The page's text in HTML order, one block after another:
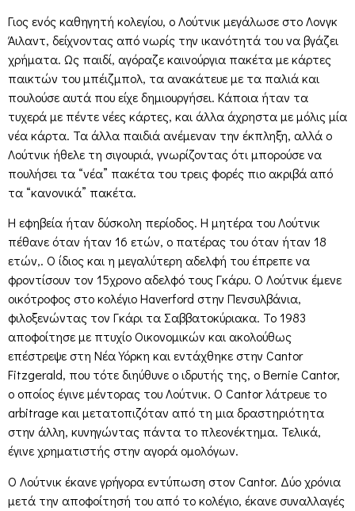
Γιος ενός καθηγητή κολεγίου, ο Λούτνικ μεγάλωσε στο Λονγκ
Άιλαντ, δείχνοντας από νωρίς την ικανότητά του να βγάζει
χρήματα. Ως παιδί, αγόραζε καινούργια πακέτα με κάρτες
παικτών του μπέιζμπολ, τα ανακάτευε με τα παλιά και
πουλούσε αυτά που είχε δημιουργήσει. Κάποια ήταν τα
τυχερά με πέντε νέες κάρτες, και άλλα άχρηστα με μόλις μία
νέα κάρτα. Τα άλλα παιδιά ανέμεναν την έκπληξη, αλλά ο
Λούτνικ ήθελε τη σιγουριά, γνωρίζοντας ότι μπορούσε να
πουλήσει τα “νέα” πακέτα του τρεις φορές πιο ακριβά από
τα “κανονικά” πακέτα.
Η εφηβεία ήταν δύσκολη περίοδος. Η μητέρα του Λούτνικ
πέθανε όταν ήταν 16 ετών, ο πατέρας του όταν ήταν 18
ετών,. Ο ίδιος και η μεγαλύτερη αδελφή του έπρεπε να
φροντίσουν τον 15χρονο αδελφό τους Γκάρυ. Ο Λούτνικ έμενε
οικότροφος στο κολέγιο Haverford στην Πενσυλβάνια,
φιλοξενώντας τον Γκάρι τα Σαββατοκύριακα. Το 1983
αποφοίτησε με πτυχίο Οικονομικών και ακολούθως
επέστρεψε στη Νέα Υόρκη και εντάχθηκε στην Cantor
Fitzgerald, που τότε διηύθυνε ο ιδρυτής της, ο Bernie Cantor,
ο οποίος έγινε μέντορας του Λούτνικ. Ο Cantor λάτρευε το
arbitrage και μετατοπιζόταν από τη μια δραστηριότητα
στην άλλη, κυνηγώντας πάντα το πλεονέκτημα. Τελικά,
έγινε χρηματιστής στην αγορά ομολόγων.
Ο Λούτνικ έκανε γρήγορα εντύπωση στον Cantor. Δύο χρόνια
μετά την αποφοίτησή του από το κολέγιο, έκανε συναλλαγές